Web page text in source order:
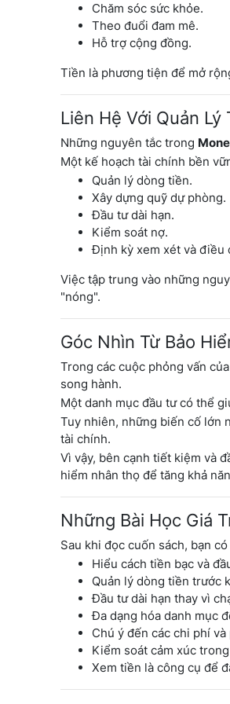
Chăm sóc sức khỏe.
Theo đuổi đam mê.
Hỗ trợ cộng đồng.
Tiền là phương tiện để mở
Liên Hệ Với Quản
Những nguyên tắc trong
Một kế hoạch tài chính bền
Quản lý dòng tiền.
Xây dựng quỹ dự phòng.
Đầu tư dài hạn.
Kiểm soát nợ.
Định kỳ xem xét và điều
Việc tập trung vào những
"nóng".
Góc Nhìn Từ Bảo
Trong các cuộc phỏng vấn
song hành.
Một danh mục đầu tư có thể
Tuy nhiên, những biến cố lớn
tài chính.
Vì vậy, bên cạnh tiết kiệm và
hiểm nhân thọ để tăng khả
Những Bài Học Giá
Sau khi đọc cuốn sách, bạn
Hiểu cách tiền bạc và
Quản lý dòng tiền trước
Đầu tư dài hạn thay vì
Đa dạng hóa danh mục
Chú ý đến các chi phí và
Kiểm soát cảm xúc
Xem tiền là công cụ để